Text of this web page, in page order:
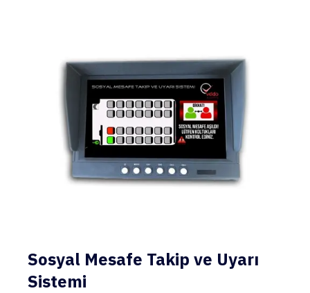
Sosyal Mesafe Takip ve Uyarı
Sistemi